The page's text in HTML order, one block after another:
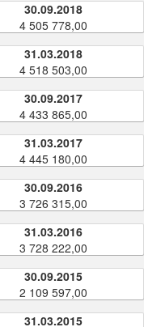
30.09.2018
4 505 778,00
31.03.2018
4 518 503,00
30.09.2017
4 433 865,00
31.03.2017
4 445 180,00
30.09.2016
3 726 315,00
31.03.2016
3 728 222,00
30.09.2015
2 109 597,00
31.03.2015